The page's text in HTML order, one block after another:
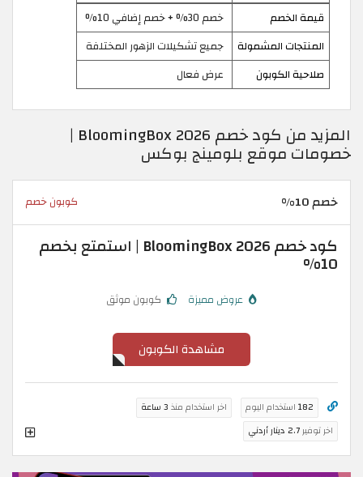
قيمة الخصم
خصم 30% + خصم إضافي 10%
المنتجات المشمولة
جميع تشكيلات الزهور المختلفة
صلاحية الكوبون
عرض فعال
المزيد من كود خصم BloomingBox 2026 |
خصومات موقع بلومينج بوكس
خصم 10% كوبون خصم
كود خصم BloomingBox 2026 | استمتع بخصم
10%
عروض مميزة كوبون موثق
مشاهدة الكوبون
182 استخدام اليوم اخر استخدام منذ 3 ساعة
اخر توفير2.7 دينار أردني